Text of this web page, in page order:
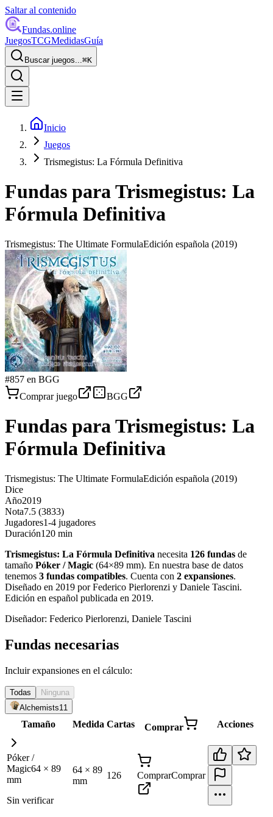
Saltar al contenido
Fundas.online
JuegosTCGMedidasGuía
Buscar juegos...⌘K
Inicio
Juegos
Trismegistus: La Fórmula Definitiva
Fundas paraTrismegistus: La
Fórmula Definitiva
Trismegistus: The Ultimate FormulaEdición española (2019)
#857 en BGG
Comprar juego
BGG
Fundas paraTrismegistus: La
Fórmula Definitiva
Trismegistus: The Ultimate FormulaEdición española (2019)
Dice
Año2019
Nota7.5 (3833)
Jugadores1-4 jugadores
Duración120 min
Trismegistus: La Fórmula Definitiva necesita 126 fundas de
tamaño Póker / Magic (64×89 mm). En nuestra base de datos
tenemos 3 fundas compatibles. Cuenta con 2 expansiones.
Diseñado en 2019 por Federico Pierlorenzi y Daniele Tascini.
Edición en español publicada en 2019.
Diseñador: Federico Pierlorenzi, Daniele Tascini
Fundas necesarias
Incluir expansiones en el cálculo:
Todas
Ninguna
Alchemists11
Tamaño Medida Cartas Comprar Acciones
Póker /
Magic64 × 89
mm
Sin verificar
64 × 89
mm
126 ComprarComprar